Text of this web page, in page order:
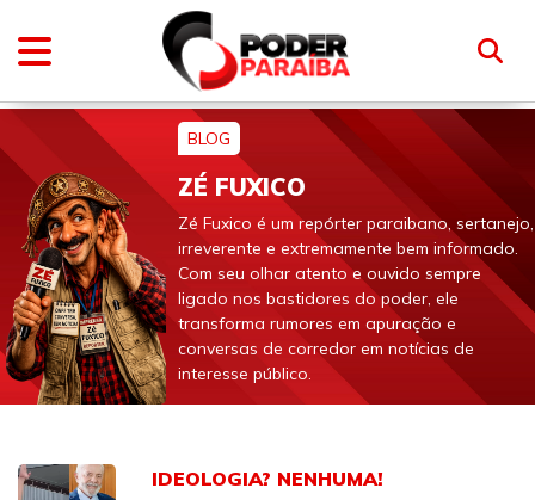
BLOG
ZÉ FUXICO
Zé Fuxico é um repórter paraibano, sertanejo,
irreverente e extremamente bem informado.
Com seu olhar atento e ouvido sempre
ligado nos bastidores do poder, ele
transforma rumores em apuração e
conversas de corredor em notícias de
interesse público.
IDEOLOGIA? NENHUMA!